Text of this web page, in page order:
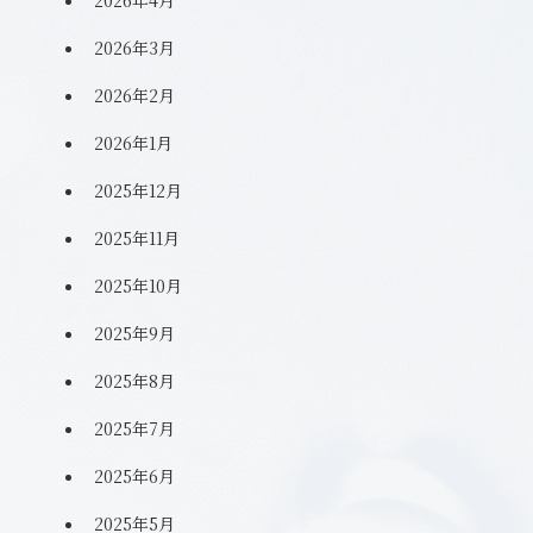
2026年3月
2026年2月
2026年1月
2025年12月
2025年11月
2025年10月
2025年9月
2025年8月
2025年7月
2025年6月
2025年5月